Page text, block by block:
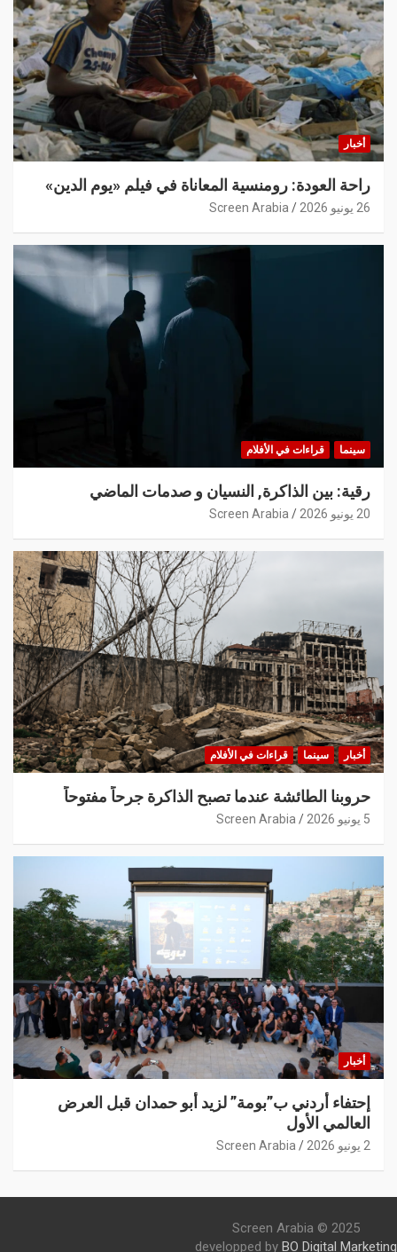
أخبار
راحة العودة: رومنسية المعاناة في فيلم «يوم الدين»
26 يونيو 2026 Screen Arabia
سينما قراءات في الأفلام
رقية: بين الذاكرة, النسيان و صدمات الماضي
20 يونيو 2026 Screen Arabia
أخبار سينما قراءات في الأفلام
حروبنا الطائشة عندما تصبح الذاكرة جرحاً مفتوحاً
5 يونيو 2026 Screen Arabia
أخبار
إحتفاء أردني ب”بومة” لزيد أبو حمدان قبل العرض
العالمي الأول
2 يونيو 2026 Screen Arabia
Screen Arabia © 2025
developped by BO Digital Marketing